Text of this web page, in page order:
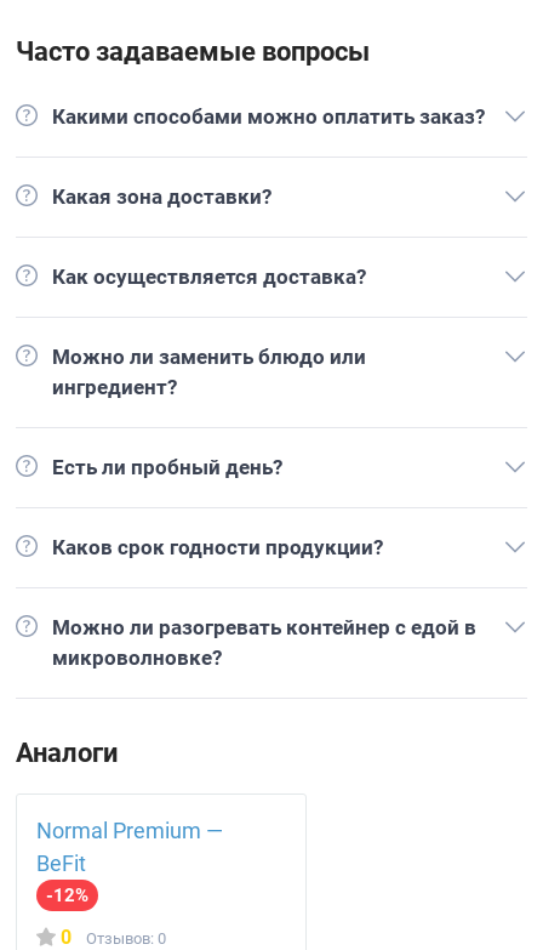
Часто задаваемые вопросы
Какими способами можно оплатить заказ?
Какая зона доставки?
Как осуществляется доставка?
Можно ли заменить блюдо или
ингредиент?
Есть ли пробный день?
Каков срок годности продукции?
Можно ли разогревать контейнер с едой в
микроволновке?
Аналоги
Normal Premium —
BeFit
-12%
0 Отзывов: 0